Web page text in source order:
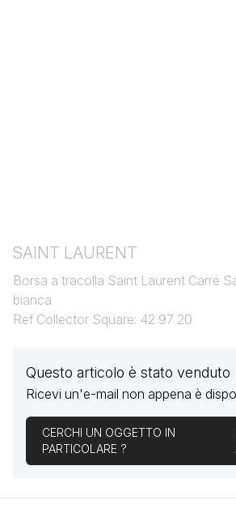
SAINT LAURENT
Borsa a tracolla Saint Laurent Carré
bianca
Ref Collector Square: 42 97 20
Questo articolo è stato venduto
Ricevi un'e-mail non appena è
CERCHI UN OGGETTO IN
PARTICOLARE ?